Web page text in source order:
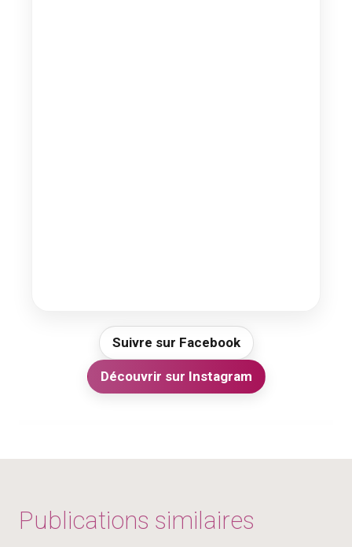
Suivre sur Facebook
Découvrir sur Instagram
Publications similaires